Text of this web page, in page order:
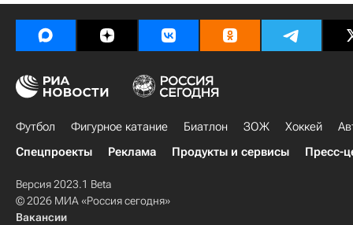
Футбол Фигурное катание Биатлон ЗОЖ Хоккей
Спецпроекты
Реклама Продукты и сервисы Пресс-
Версия 2023.1 Beta
© 2026 МИА «Россия сегодня»
Вакансии